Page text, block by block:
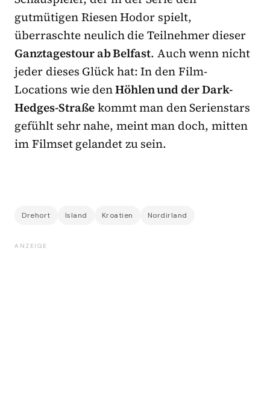
gutmütigen Riesen Hodor spielt,
überraschte neulich die Teilnehmer dieser
Ganztagestour ab Belfast. Auch wenn nicht
jeder dieses Glück hat: In den Film-
Locations wie denHöhlen und der Dark-
Hedges-Straßekommt man den Serienstars
gefühlt sehr nahe, meint man doch, mitten
im Filmset gelandet zu sein.
Drehort Island Kroatien Nordirland
ANZEIGE